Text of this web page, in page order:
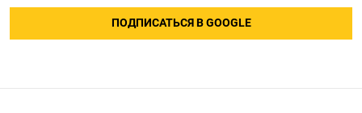
ПОДПИСАТЬСЯ В GOOGLE